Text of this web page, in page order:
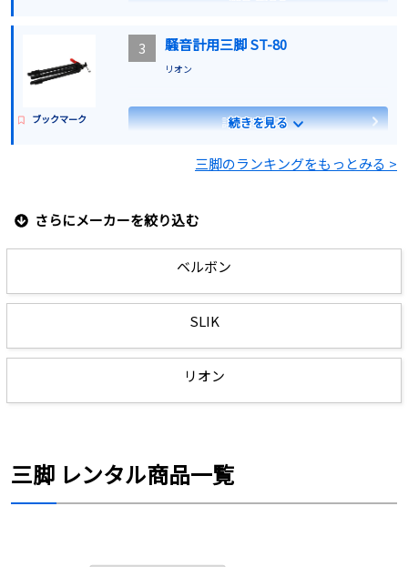
見積もりする
ブックマーク
3 騒音計用三脚 ST-80
リオン
詳細を見る
見積もりする
続きを見る
三脚のランキングをもっとみる >
さらにメーカーを絞り込む
ベルボン
SLIK
リオン
三脚 レンタル商品一覧